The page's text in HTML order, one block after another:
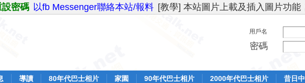
密碼 以fb Messenger聯絡本站/報料 [教學] 本站圖片上載及插入圖片功能
用戶名
密碼
導讀 80年代巴士相片 家園 90年代巴士相片 2000年代巴士相片 昔日